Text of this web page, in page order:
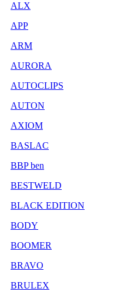
ALX
APP
ARM
AURORA
AUTOCLIPS
AUTON
AXIOM
BASLAC
BBP ben
BESTWELD
BLACK EDITION
BODY
BOOMER
BRAVO
BRULEX